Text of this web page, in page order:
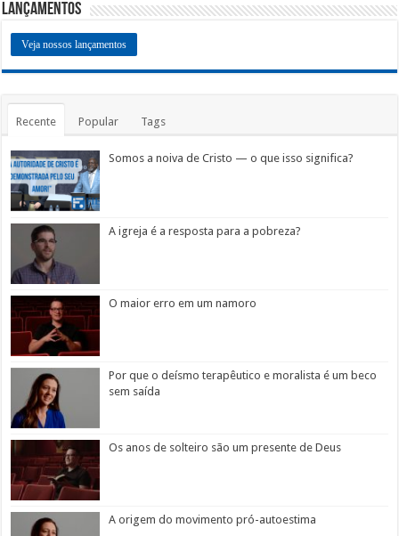
Lançamentos
Veja nossos lançamentos
Recente Popular Tags
Somos a noiva de Cristo — o que isso significa?
A igreja é a resposta para a pobreza?
O maior erro em um namoro
Por que o deísmo terapêutico e moralista é um beco
sem saída
Os anos de solteiro são um presente de Deus
A origem do movimento pró-autoestima